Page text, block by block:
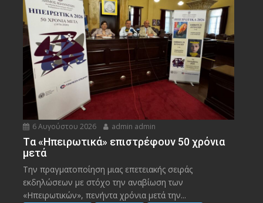
6 Αυγούστου 2026 admin admin
Tα «Ηπειρωτικά» επιστρέφουν 50 χρόνια
μετά
Την πραγματοποίηση μιας επετειακής σειράς
εκδηλώσεων με στόχο την αναβίωση των
«Ηπειρωτικών», πενήντα χρόνια μετά την...